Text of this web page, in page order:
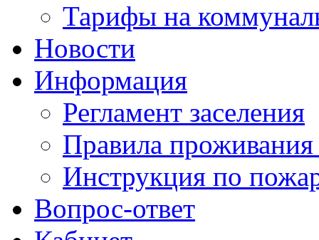
Тарифы на
Новости
Информация
Регламент заселения
Правила
Инструкция по
Вопрос-ответ